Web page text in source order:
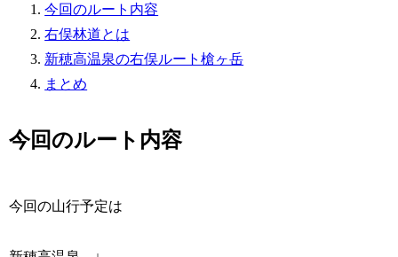
今回のルート内容
右俣林道とは
新穂高温泉の右俣ルート槍ヶ岳
まとめ
今回のルート内容
今回の山行予定は